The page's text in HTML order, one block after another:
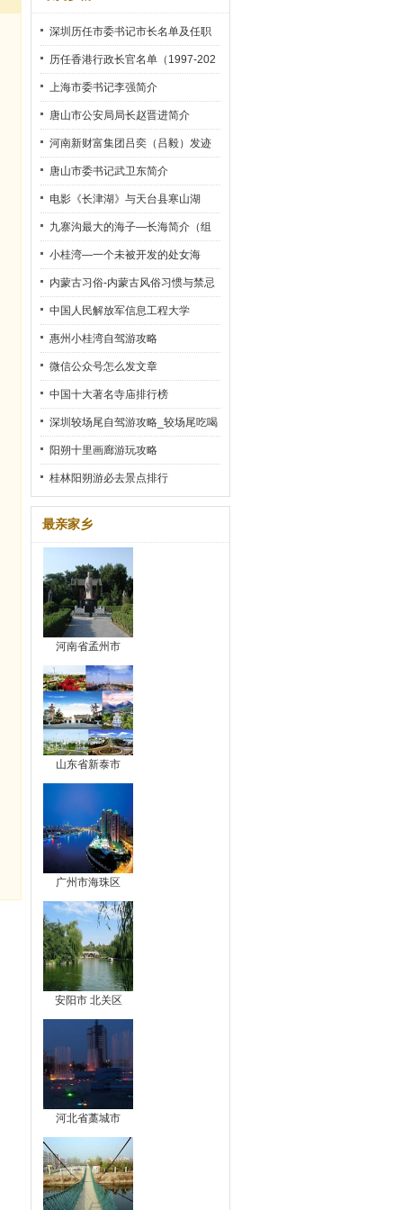
深圳历任市委书记市长名单及任职
时间
历任香港行政长官名单（1997-202
2）
上海市委书记李强简介
唐山市公安局局长赵晋进简介
河南新财富集团吕奕（吕毅）发迹
史
唐山市委书记武卫东简介
电影《长津湖》与天台县寒山湖
九寨沟最大的海子—长海简介（组
图）
小桂湾—一个未被开发的处女海
内蒙古习俗-内蒙古风俗习惯与禁忌
中国人民解放军信息工程大学
惠州小桂湾自驾游攻略
微信公众号怎么发文章
中国十大著名寺庙排行榜
深圳较场尾自驾游攻略_较场尾吃喝
玩乐全攻略
阳朔十里画廊游玩攻略
桂林阳朔游必去景点排行
最亲家乡
河南省孟州市
山东省新泰市
广州市海珠区
安阳市 北关区
河北省藁城市